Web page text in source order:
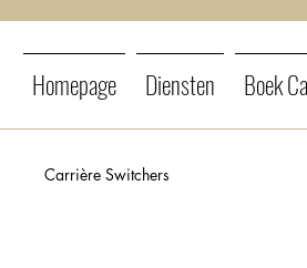
Homepage Diensten Boek
Carrière Switchers